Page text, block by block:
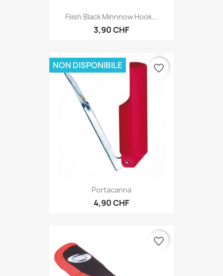
Fiiish Black Minnnow Hook...
3,90 CHF
Portacanna
4,90 CHF
NON DISPONIBILE favorite_border
favorite_border